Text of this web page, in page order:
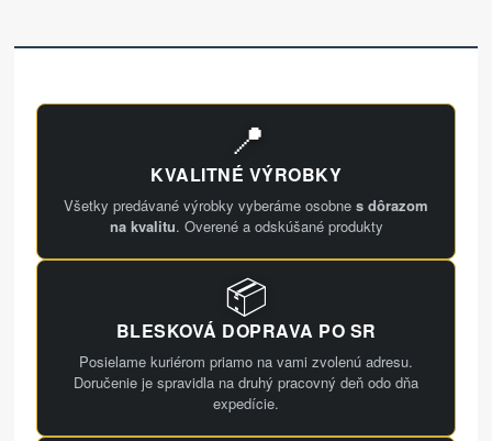
📍
KVALITNÉ VÝROBKY
Všetky predávané výrobky vyberáme osobne s dôrazom
na kvalitu. Overené a odskúšané produkty
📦
BLESKOVÁ DOPRAVA PO SR
Posielame kuriérom priamo na vami zvolenú adresu.
Doručenie je spravidla na druhý pracovný deň odo dňa
expedície.